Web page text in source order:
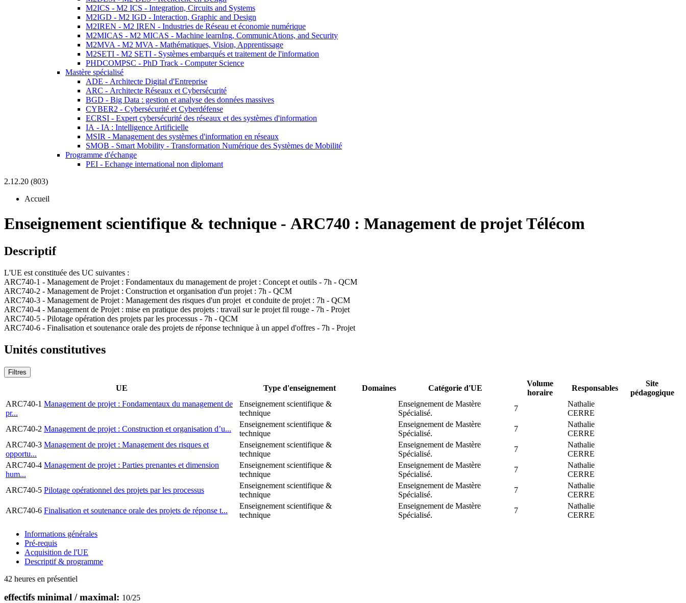
M2ICS - M2 ICS - Integration, Circuits and Systems
M2IGD - M2 IGD - Interaction, Graphic and Design
M2IREN - M2 IREN - Industries de Réseau et économie numérique
M2MICAS - M2 MICAS - Machine learnIng, CommunicAtions, and Security
M2MVA - M2 MVA - Mathématiques, Vision, Apprentissage
M2SETI - M2 SETI - Systèmes embarqués et traitement de l'information
PHDCOMPSC - PhD Track - Computer Science
Mastère spécialisé
ADE - Architecte Digital d'Entreprise
ARC - Architecte Réseaux et Cybersécurité
BGD - Big Data : gestion et analyse des données massives
CYBER2 - Cybersécurité et Cyberdéfense
ECRSI - Expert cybersécurité des réseaux et des systèmes d'information
IA - IA : Intelligence Artificielle
MSIR - Management des systèmes d'information en réseaux
SMOB - Smart Mobility - Transformation Numérique des Systèmes de Mobilité
Programme d'échange
PEI - Echange international non diplomant
2.12.20 (803)
Accueil
Enseignement scientifique & technique - ARC740 : Management de projet Télécom
Descriptif
L'UE est constituée des UC suivantes :
ARC740-1 - Management de Projet : Fondamentaux du management de projet : Concept et outils - 7h - QCM
ARC740-2 - Management de Projet : Construction et organisation d'un projet : 7h - QCM
ARC740-3 - Management de Projet : Management des risques d'un projet et conduite de projet : 7h - QCM
ARC740-4 - Management de Projet : mise en pratique des projets : travail sur le projet fil rouge - 7h - Projet
ARC740-5 - Pilotage opération des projets par les processus - 7h - QCM
ARC740-6 - Finalisation et soutenance orale des projets de réponse technique à un appel d'offres - 7h - Projet
Unités constitutives
Filtres
UE Type d'enseignement Domaines Catégorie d'UE
Volume
horaire
Responsables
Site
pédagogique
ARC740-1 Management de projet : Fondamentaux du management de
pr...
Enseignement scientifique &
technique
Enseignement de Mastère
Spécialisé.
7
Nathalie
CERRE
ARC740-2 Management de projet : Construction et organisation d’u...
Enseignement scientifique &
technique
Enseignement de Mastère
Spécialisé.
7
Nathalie
CERRE
ARC740-3 Management de projet : Management des risques et
opportu...
Enseignement scientifique &
technique
Enseignement de Mastère
Spécialisé.
7
Nathalie
CERRE
ARC740-4 Management de projet : Parties prenantes et dimension
hum...
Enseignement scientifique &
technique
Enseignement de Mastère
Spécialisé.
7
Nathalie
CERRE
ARC740-5 Pilotage opérationnel des projets par les processus
Enseignement scientifique &
technique
Enseignement de Mastère
Spécialisé.
7
Nathalie
CERRE
ARC740-6 Finalisation et soutenance orale des projets de réponse t...
Enseignement scientifique &
technique
Enseignement de Mastère
Spécialisé.
7
Nathalie
CERRE
Informations générales
Pré-requis
Acquisition de l'UE
Descriptif & programme
42 heures en présentiel
effectifs minimal / maximal: 10/25